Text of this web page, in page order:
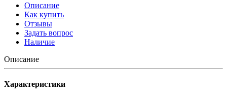
Описание
Как купить
Отзывы
Задать вопрос
Наличие
Описание
Характеристики